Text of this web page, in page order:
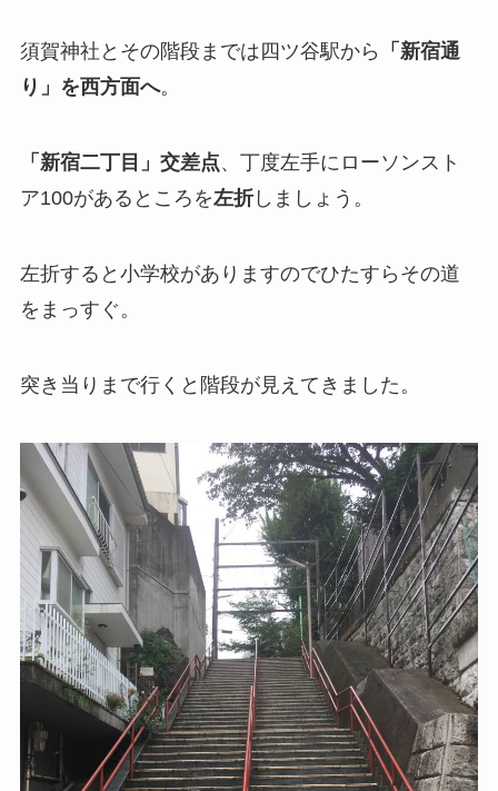
須賀神社とその階段までは四ツ谷駅から
「新宿通
り」を西方面へ。
「新宿二丁目」交差点、丁度左手にローソンスト
ア100があるところを左折しましょう。
左折すると小学校がありますのでひたすらその道
をまっすぐ。
突き当りまで行くと階段が見えてきました。